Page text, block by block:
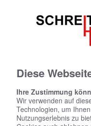
Diese
Ihre Zustimmung
Wir verwenden auf
Technologien, um
Nutzungserlebnis zu